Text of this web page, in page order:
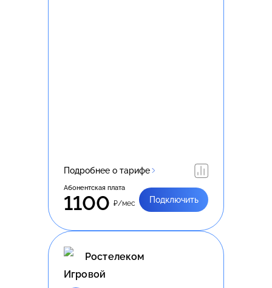
Подробнее о тарифе
Абонентская плата
1100 ₽/мес Подключить
Ростелеком
Игровой